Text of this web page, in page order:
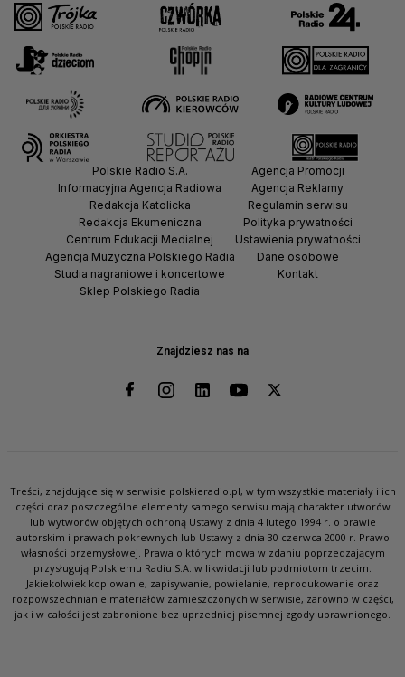
Znajdziesz nas na
Polskie Radio S.A.
Informacyjna Agencja Radiowa
Redakcja Katolicka
Redakcja Ekumeniczna
Centrum Edukacji Medialnej
Agencja Muzyczna Polskiego Radia
Studia nagraniowe i koncertowe
Sklep Polskiego Radia
Agencja Promocji
Agencja Reklamy
Regulamin serwisu
Polityka prywatności
Ustawienia prywatności
Dane osobowe
Kontakt
Treści, znajdujące się w serwisie polskieradio.pl, w tym wszystkie materiały i ich
części oraz poszczególne elementy samego serwisu mają charakter utworów
lub wytworów objętych ochroną Ustawy z dnia 4 lutego 1994 r. o prawie
autorskim i prawach pokrewnych lub Ustawy z dnia 30 czerwca 2000 r. Prawo
własności przemysłowej. Prawa o których mowa w zdaniu poprzedzającym
przysługują Polskiemu Radiu S.A. w likwidacji lub podmiotom trzecim.
Jakiekolwiek kopiowanie, zapisywanie, powielanie, reprodukowanie oraz
rozpowszechnianie materiałów zamieszczonych w serwisie, zarówno w części,
jak i w całości jest zabronione bez uprzedniej pisemnej zgody uprawnionego.